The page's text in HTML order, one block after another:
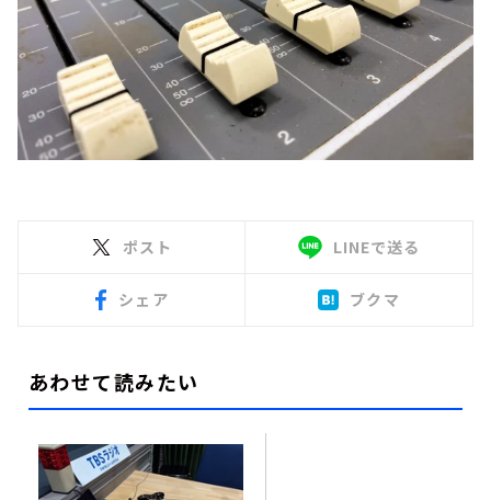
ポスト LINEで送る
シェア ブクマ
あわせて読みたい